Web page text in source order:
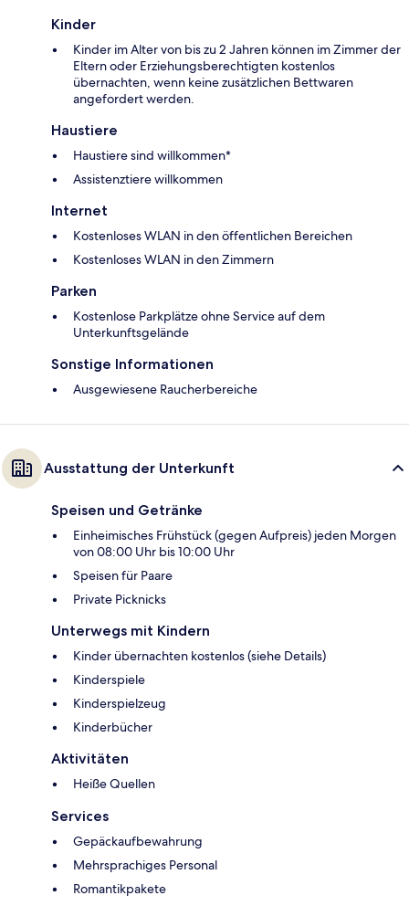
Kinder
Kinder im Alter von bis zu 2 Jahren können im Zimmer der
Eltern oder Erziehungsberechtigten kostenlos
übernachten, wenn keine zusätzlichen Bettwaren
angefordert werden.
Haustiere
Haustiere sind willkommen*
Assistenztiere willkommen
Internet
Kostenloses WLAN in den öffentlichen Bereichen
Kostenloses WLAN in den Zimmern
Parken
Kostenlose Parkplätze ohne Service auf dem
Unterkunftsgelände
Sonstige Informationen
Ausgewiesene Raucherbereiche
Ausstattung der Unterkunft
Speisen und Getränke
Einheimisches Frühstück (gegen Aufpreis) jeden Morgen
von 08:00 Uhr bis 10:00 Uhr
Speisen für Paare
Private Picknicks
Unterwegs mit Kindern
Kinder übernachten kostenlos (siehe Details)
Kinderspiele
Kinderspielzeug
Kinderbücher
Aktivitäten
Heiße Quellen
Services
Gepäckaufbewahrung
Mehrsprachiges Personal
Romantikpakete